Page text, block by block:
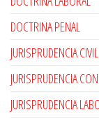
DOCTRINA PENAL
JURISPRUDENCIA CIVIL
JURISPRUDENCIA
JURISPRUDENCIA